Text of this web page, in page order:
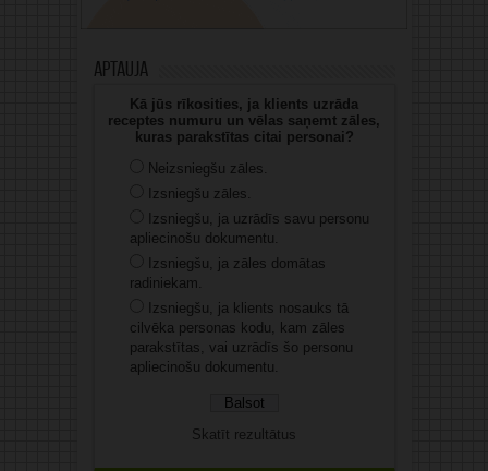
Aptauja
Kā jūs rīkosities, ja klients uzrāda
receptes numuru un vēlas saņemt zāles,
kuras parakstītas citai personai?
Neizsniegšu zāles.
Izsniegšu zāles.
Izsniegšu, ja uzrādīs savu personu
apliecinošu dokumentu.
Izsniegšu, ja zāles domātas
radiniekam.
Izsniegšu, ja klients nosauks tā
cilvēka personas kodu, kam zāles
parakstītas, vai uzrādīs šo personu
apliecinošu dokumentu.
Skatīt rezultātus